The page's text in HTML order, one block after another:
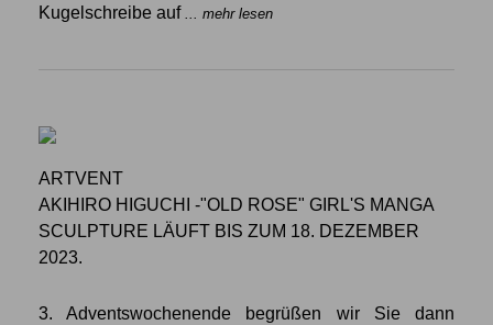
Kugelschreibe auf ... mehr lesen
ARTVENT
AKIHIRO HIGUCHI -"OLD ROSE" GIRL'S MANGA
SCULPTURE LÄUFT BIS ZUM 18. DEZEMBER
2023.
3. Adventswochenende begrüßen wir Sie dann